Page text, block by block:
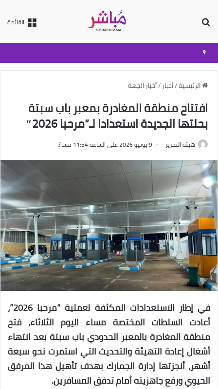
القائمة
الرئيسية/أخبار /أخبار الجهة
افتتاح منطقة المغادرة بمعبر باب سبتة
بحلتها الجديدة استعدادا لـ”مرحبا 2026″
هيئة التحرير 9 يونيو 2026 على الساعة 11:54 مساءً
في إطار الاستعدادات المكثفة لعملية “مرحبا 2026”،
أعادت السلطات المختصة مساء اليوم الثلاثاء، فتح
منطقة المغادرة بالمعبر الحدودي باب سبتة بعد انتهاء
أشغال إعادة التهيئة والتحديث التي استمرت نحو سبعة
أشهر، أنجزتها إدارة الجمارك بهدف تأهيل هذا المرفق
الحيوي ورفع جاهزيته أمام تدفق المسافرين.